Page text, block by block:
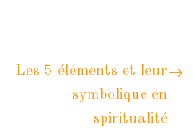
Les 5 éléments et leur
symbolique en
spiritualité